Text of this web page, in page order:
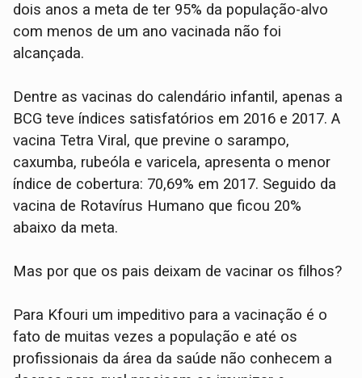
dois anos a meta de ter 95% da população-alvo
com menos de um ano vacinada não foi
alcançada.
Dentre as vacinas do calendário infantil, apenas a
BCG teve índices satisfatórios em 2016 e 2017. A
vacina Tetra Viral, que previne o sarampo,
caxumba, rubeóla e varicela, apresenta o menor
índice de cobertura: 70,69% em 2017. Seguido da
vacina de Rotavírus Humano que ficou 20%
abaixo da meta.
Mas por que os pais deixam de vacinar os filhos?
Para Kfouri um impeditivo para a vacinação é o
fato de muitas vezes a população e até os
profissionais da área da saúde não conhecem a